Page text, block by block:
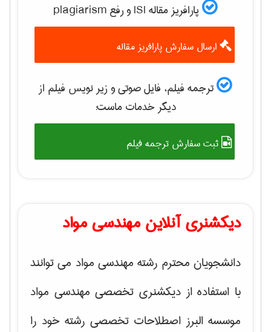
پارافریز مقاله ISI و رفع plagiarism
ارسال سفارش پارافریز مقاله
ترجمه فیلم، فایل صوتی و زیر نویس فیلم از
دیگر خدمات ماست:
ثبت سفارش ترجمه فیلم
دیکشنری آنلاین مهندسی مواد
دانشجویان محترم رشته مهندسی مواد می توانند
با استفاده از دیکشنری تخصصی مهندسی مواد
موسسه البرز اصطلاحات تخصصی رشته خود را